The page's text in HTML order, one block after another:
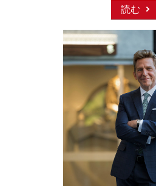
読む